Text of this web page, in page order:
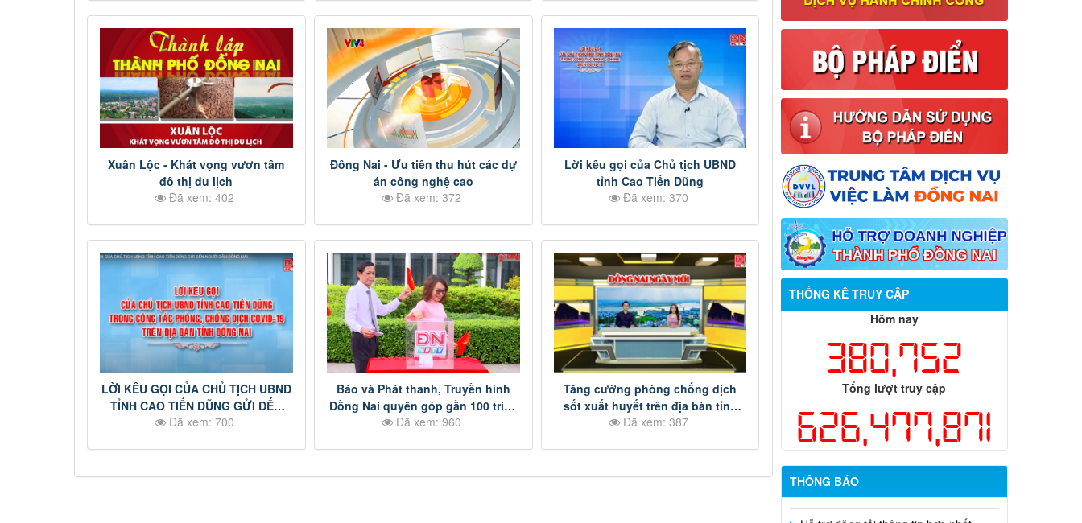
Xuân Lộc - Khát vọng vươn tầm
đô thị du lịch
Đã xem: 402
Đồng Nai - Ưu tiên thu hút các dự
án công nghệ cao
Đã xem: 372
Lời kêu gọi của Chủ tịch UBND
tỉnh Cao Tiến Dũng
Đã xem: 370
LỜI KÊU GỌI CỦA CHỦ TỊCH UBND
TỈNH CAO TIẾN DŨNG GỬI ĐẾN
NGƯỜI DÂN ĐỒNG NAI
Đã xem: 700
Báo và Phát thanh, Truyền hình
Đồng Nai quyên góp gần 100 triệu
đồng ủng hộ Nhân dân Cuba
Đã xem: 960
Tăng cường phòng chống dịch
sốt xuất huyết trên địa bàn tỉnh
Đồng Nai
Đã xem: 387
THỐNG KÊ TRUY CẬP
Hôm nay
380,752
Tổng lượt truy cập
626,477,871
THÔNG BÁO
Thông báo về việc tuyển dụng viên
chức năm 2026
Thông báo tuyển chọn tổ chức và cá
nhân chủ trì thực hiện nhiệm vụ khoa
học và công nghệ cấp thành phố sử
dụng ngân sách nhà nước đặt hàng thực
hiện năm 2026 (đợt 1) lần 3
khai Kế hoạch Khám sức khỏe định kỳ
hoặc khám sàng lọc miễn phí ít nhất mỗi
năm một lần cho người dân trên địa bàn
thành phố Đồng Nai
Hỗ trợ đăng tải thông tin hợp nhất,
thay đổi địa chỉ trụ sở làm việc